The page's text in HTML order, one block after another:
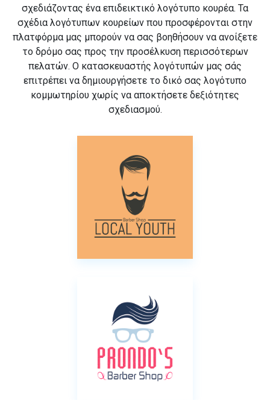
σχεδιάζοντας ένα επιδεικτικό λογότυπο κουρέα. Τα
σχέδια λογότυπων κουρείων που προσφέρονται στην
πλατφόρμα μας μπορούν να σας βοηθήσουν να ανοίξετε
το δρόμο σας προς την προσέλκυση περισσότερων
πελατών. Ο κατασκευαστής λογότυπών μας σάς
επιτρέπει να δημιουργήσετε το δικό σας λογότυπο
κομμωτηρίου χωρίς να αποκτήσετε δεξιότητες
σχεδιασμού.